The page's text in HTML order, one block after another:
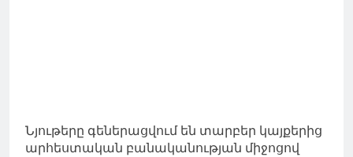
Նյութերը գեներացվում են տարբեր կայքերից
արհեստական բանականության միջոցով